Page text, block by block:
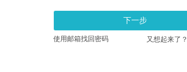
下一步
使用邮箱找回密码 又想起来了？